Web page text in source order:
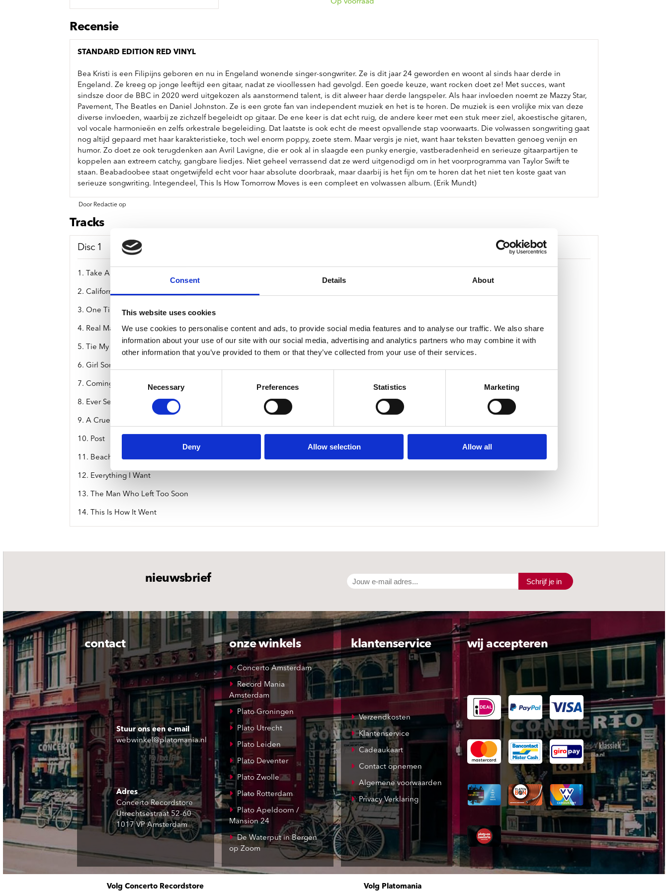
Consent Details About
This website uses cookies
We use cookies to personalise content and ads, to provide social media features and to analyse our traffic. We also share
information about your use of our site with our social media, advertising and analytics partners who may combine it with
other information that you’ve provided to them or that they’ve collected from your use of their services.
Selection
Necessary Preferences Statistics Marketing
Deny Allow selection Allow all
7 Inch singles
Plato 50 jaar Sale
Op voorraad
Recensie
STANDARD EDITION RED VINYL
Bea Kristi is een Filipijns geboren en nu in Engeland wonende singer-songwriter. Ze is dit jaar 24 geworden en woont al sinds haar derde in
Engeland. Ze kreeg op jonge leeftijd een gitaar, nadat ze vioollessen had gevolgd. Een goede keuze, want rocken doet ze! Met succes, want
sindsze door de BBC in 2020 werd uitgekozen als aanstormend talent, is dit alweer haar derde langspeler. Als haar invloeden noemt ze Mazzy Star,
Pavement, The Beatles en Daniel Johnston. Ze is een grote fan van independent muziek en het is te horen. De muziek is een vrolijke mix van deze
diverse invloeden, waarbij ze zichzelf begeleidt op gitaar. De ene keer is dat echt ruig, de andere keer met een stuk meer ziel, akoestische gitaren,
vol vocale harmonieën en zelfs orkestrale begeleiding. Dat laatste is ook echt de meest opvallende stap voorwaarts. Die volwassen songwriting gaat
nog altijd gepaard met haar karakteristieke, toch wel enorm poppy, zoete stem. Maar vergis je niet, want haar teksten bevatten genoeg venijn en
humor. Zo doet ze ook terugdenken aan Avril Lavigne, die er ook al in slaagde een punky energie, vastberadenheid en serieuze gitaarpartijen te
koppelen aan extreem catchy, gangbare liedjes. Niet geheel verrassend dat ze werd uitgenodigd om in het voorprogramma van Taylor Swift te
staan. Beabadoobee staat ongetwijfeld echt voor haar absolute doorbraak, maar daarbij is het fijn om te horen dat het niet ten koste gaat van
serieuze songwriting. Integendeel, This Is How Tomorrow Moves is een compleet en volwassen album. (Erik Mundt)
Door Redactie op
Tracks
Disc 1
1. Take A Bite
2. California
3. One Time
4. Real Man
5. Tie My Shoes
6. Girl Song
7. Coming Home
8. Ever Seen
9. A Cruel Affair
10. Post
11. Beaches
12. Everything I Want
13. The Man Who Left Too Soon
14. This Is How It Went
nieuwsbrief Schrijf je in
contact
Stuur ons een e-mail
webwinkel@platomania.nl
Adres
Concerto Recordstore
Utrechtsestraat 52-60
1017 VP Amsterdam
onze winkels
Concerto Amsterdam
Record Mania
Amsterdam
Plato Groningen
Plato Utrecht
Plato Leiden
Plato Deventer
Plato Zwolle
Plato Rotterdam
Plato Apeldoorn /
Mansion 24
De Waterput in Bergen
op Zoom
klantenservice
Verzendkosten
Klantenservice
Cadeaukaart
Contact opnemen
Algemene voorwaarden
Privacy Verklaring
wij accepteren
Volg Concerto Recordstore Volg Platomania